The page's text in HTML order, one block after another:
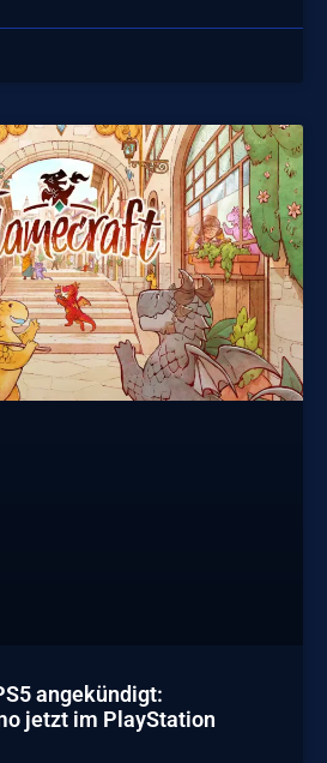
angekündigt:
jetzt im PlayStation